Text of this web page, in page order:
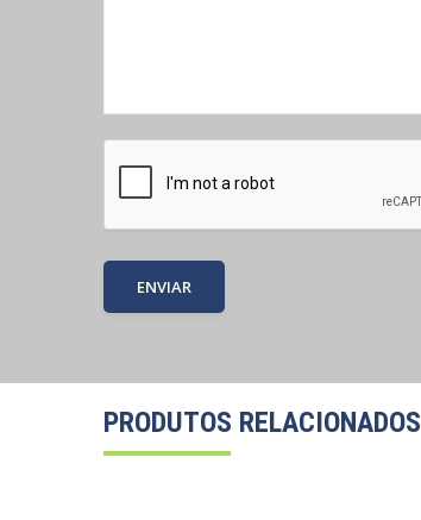
PRODUTOS RELACIONADOS